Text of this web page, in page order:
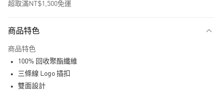
超取滿NT$1,500免運
LINE Pay
商品特色
商品特色
100% 回收聚酯纖維
三條線 Logo 插扣
雙面設計